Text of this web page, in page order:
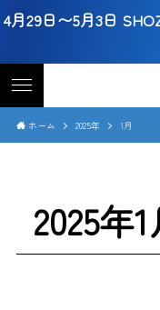
4月29日〜5月3日
ホーム 2025年 1月
2025年1